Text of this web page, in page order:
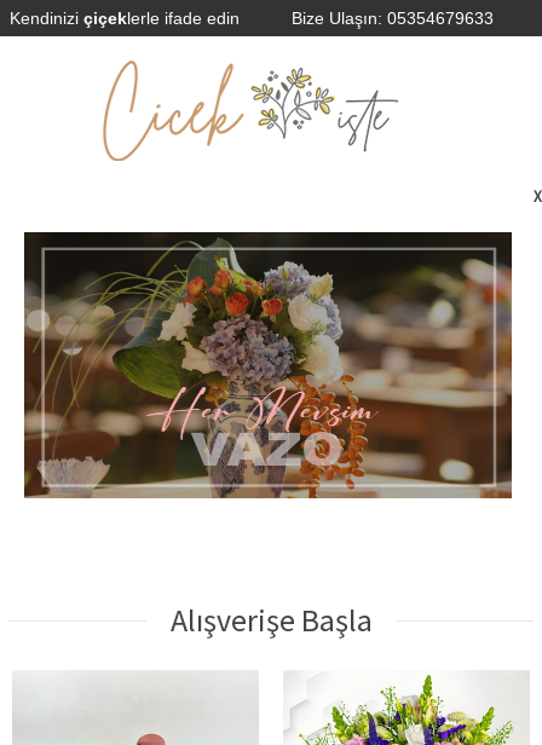
Kendinizi çiçeklerle ifade edin Bize Ulaşın: 05354679633
Alışverişe Başla